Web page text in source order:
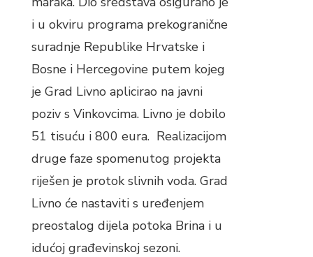
i u okviru programa prekogranične
suradnje Republike Hrvatske i
Bosne i Hercegovine putem kojeg
je Grad Livno aplicirao na javni
poziv s Vinkovcima. Livno je dobilo
51 tisuću i 800 eura. Realizacijom
druge faze spomenutog projekta
riješen je protok slivnih voda. Grad
Livno će nastaviti s uređenjem
preostalog dijela potoka Brina i u
idućoj građevinskoj sezoni.